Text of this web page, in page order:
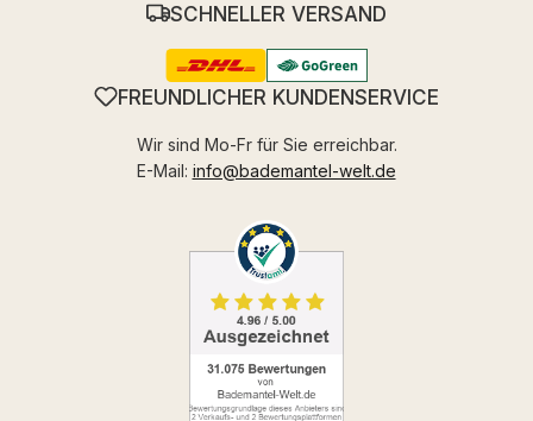
SCHNELLER VERSAND
FREUNDLICHER KUNDENSERVICE
Wir sind Mo-Fr für Sie erreichbar.
E-Mail: info@bademantel-welt.de